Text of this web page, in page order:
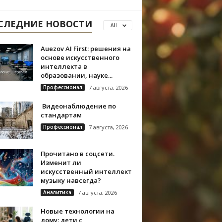
НОВОСТИ All
Auezov AI First: решения на
основе искусственного
интеллекта в
образовании, науке...
Профессионал 7 августа, 2026
Видеонаблюдение по
стандартам
Профессионал 7 августа, 2026
Прочитано в соцсети.
Изменит ли
искусственный интеллект
музыку навсегда?
Аналитика 7 августа, 2026
Новые технологии на
дому: дети с